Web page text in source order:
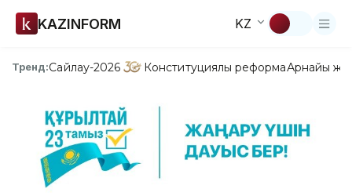
KAZINFORM KZ
Тренд:Сайлау-2026 Конституциялық реформаАрнайы